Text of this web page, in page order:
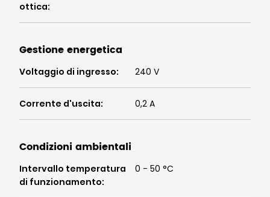
ottica:
Gestione energetica
Voltaggio di ingresso: 240 V
Corrente d'uscita: 0,2 A
Condizioni ambientali
Intervallo temperatura
di funzionamento:
0 - 50 °C